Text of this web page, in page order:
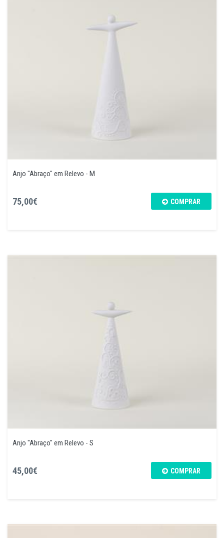
Anjo "Abraço" em Relevo - M
75,00€ COMPRAR
Anjo "Abraço" em Relevo - S
45,00€ COMPRAR